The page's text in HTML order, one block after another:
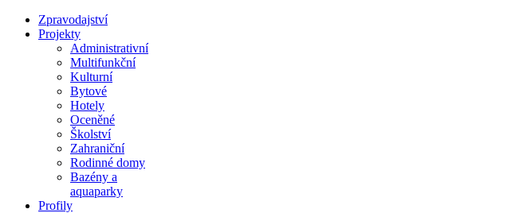
Zpravodajství
Projekty
Administrativní
Multifunkční
Kulturní
Bytové
Hotely
Oceněné
Školství
Zahraniční
Rodinné domy
Bazény a
aquaparky
Profily